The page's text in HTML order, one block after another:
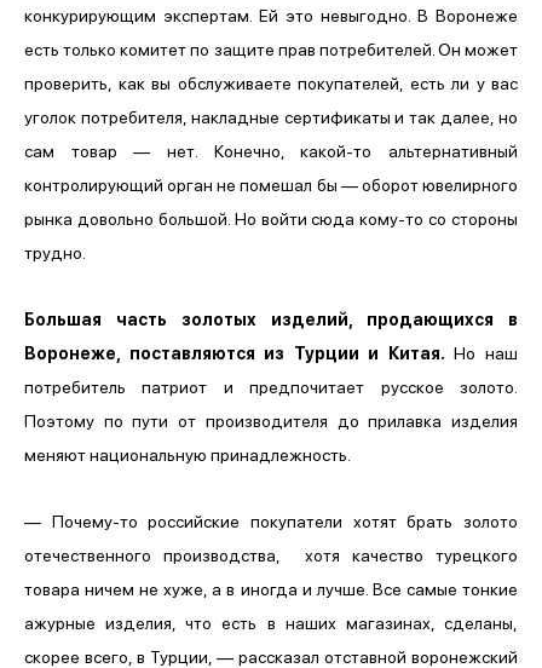
конкурирующим экспертам. Ей это невыгодно. В Воронеже
есть только комитет по защите прав потребителей. Он может
проверить, как вы обслуживаете покупателей, есть ли у вас
уголок потребителя, накладные сертификаты и так далее, но
сам товар — нет. Конечно, какой-то альтернативный
контролирующий орган не помешал бы — оборот ювелирного
рынка довольно большой. Но войти сюда кому-то со стороны
трудно.
Большая часть золотых изделий, продающихся в
Воронеже, поставляются из Турции и Китая. Но наш
потребитель патриот и предпочитает русское золото.
Поэтому по пути от производителя до прилавка изделия
меняют национальную принадлежность.
— Почему-то российские покупатели хотят брать золото
отечественного производства, хотя качество турецкого
товара ничем не хуже, а в иногда и лучше. Все самые тонкие
ажурные изделия, что есть в наших магазинах, сделаны,
скорее всего, в Турции, — рассказал отставной воронежский